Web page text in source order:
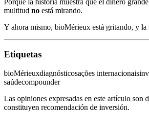
multitud no está mirando.
Y ahora mismo, bioMérieux está gritando, y la
Etiquetas
bioMérieuxdiagnósticosações internacionais
saúdecompounder
Las opiniones expresadas en este artículo son
constituyen recomendación de inversión.